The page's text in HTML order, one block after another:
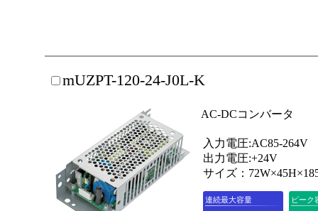
mUZPT-120-24-J0L-K
AC-DCコンバータ
入力電圧:AC85-264V
出力電圧:+24V
サイズ：
連続最大容量 ピーク